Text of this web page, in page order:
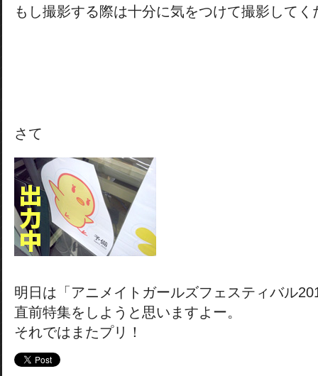
もし撮影する際は十分に気をつけて撮影してく
さて
明日は「アニメイトガールズフェスティバル
直前特集をしようと思いますよー。
それではまたプリ！